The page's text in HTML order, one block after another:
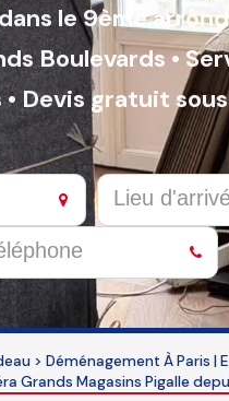
le 9ème
Boulevards •
Devis gratuit
> Déménagement À Paris |
Grands Magasins Pigalle